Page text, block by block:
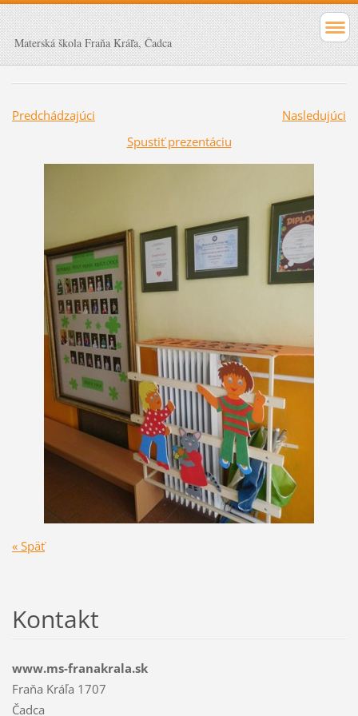
Materská škola Fraňa Kráľa, Čadca
Predchádzajúci
Nasledujúci
Spustiť prezentáciu
« Späť
Kontakt
www.ms-franakrala.sk
Fraňa Kráľa 1707
Čadca